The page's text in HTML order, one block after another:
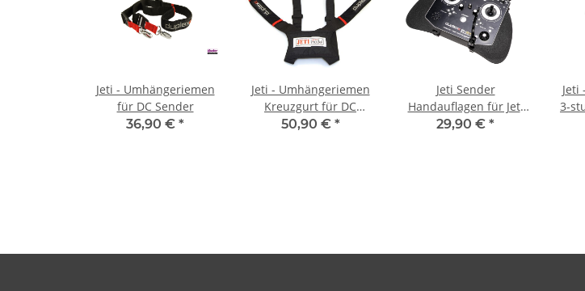
Jeti - Umhängeriemen
für DC Sender
36,90 € *
Jeti - Umhängeriemen
Kreuzgurt für DC
Sender
50,90 € *
Jeti Sender
Handauflagen für Jeti
DS-14, DS-16 (II), DS-24
29,90 € *
Jeti
3-